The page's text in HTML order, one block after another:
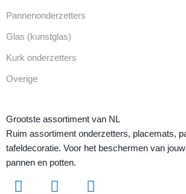
Pannenonderzetters
Glas (kunstglas)
Kurk onderzetters
Overige
Grootste assortiment van NL
Ruim assortiment onderzetters, placemats,
tafeldecoratie. Voor het beschermen van
pannen en potten.